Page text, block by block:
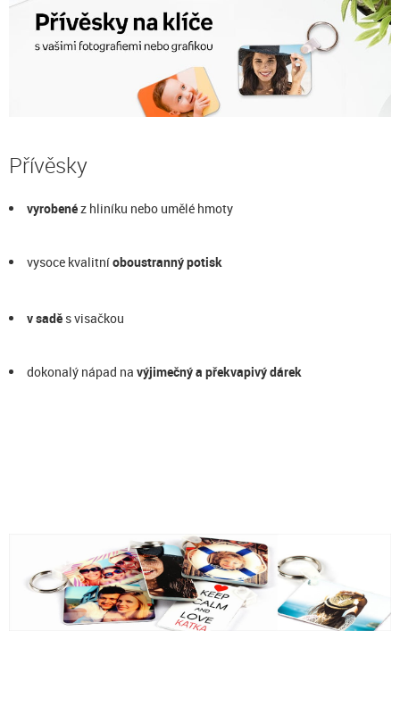
Přívěsky
vyrobenéz hliníku nebo umělé hmoty
vysoce kvalitníoboustranný potisk
v sadě s visačkou
dokonalý nápad na výjimečný a překvapivý dárek